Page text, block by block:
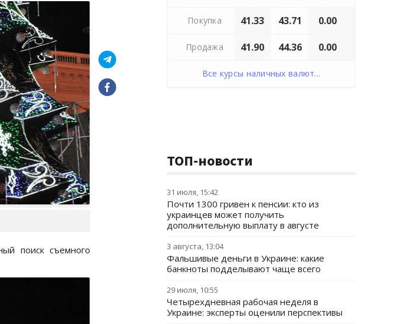
поиск съемного
Покупка 41.33 43.71 0.00
Продажа 41.90 44.36 0.00
Все курсы наличных валют...
ТОП-новости
31 июля, 15:42
Почти 1300 гривен к пенсии: кто из
украинцев может получить
дополнительную выплату в августе
3 августа, 13:04
Фальшивые деньги в Украине: какие
банкноты подделывают чаще всего
29 июля, 10:55
Четырехдневная рабочая неделя в
Украине: эксперты оценили перспективы